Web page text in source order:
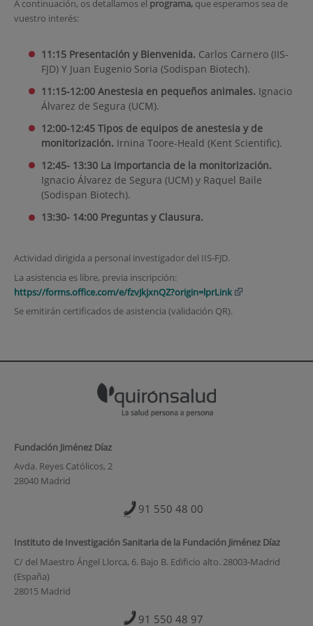
A continuación, os detallamos el programa,que esperamos sea de
vuestro interés:
11:15 Presentación y Bienvenida. Carlos Carnero (IIS-
FJD) Y Juan Eugenio Soria (Sodispan Biotech).
11:15-12:00 Anestesia en pequeños animales. Ignacio
Álvarez de Segura (UCM).
12:00-12:45 Tipos de equipos de anestesia y de
monitorización. Irnina Toore-Heald (Kent Scientific).
12:45- 13:30 La importancia de la monitorización.
Ignacio Álvarez de Segura (UCM) y Raquel Baile
(Sodispan Biotech).
13:30- 14:00 Preguntas y Clausura.
Actividad dirigida a personal investigador del IIS-FJD.
La asistencia es libre, previa inscripción:
https://forms.office.com/e/fzvJkjxnQZ?origin=lprLink
Se emitirán certificados de asistencia (validación QR).
Fundación Jiménez Díaz
Avda. Reyes Católicos, 2
28040 Madrid
91 550 48 00
Instituto de Investigación Sanitaria de la Fundación Jiménez Díaz
C/ del Maestro Ángel Llorca, 6. Bajo B. Edificio alto. 28003-Madrid
(España)
28015 Madrid
91 550 48 97